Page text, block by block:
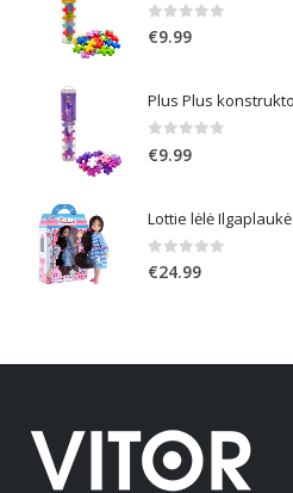
0 out of 5
€9.99
0 out of 5
€9.99
Lottie lėlė Ilgaplaukė
0out of 5
€24.99